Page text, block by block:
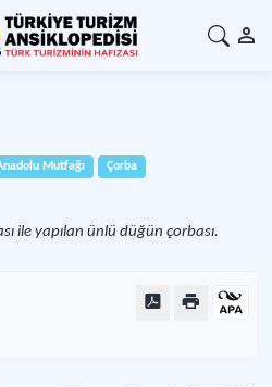
Mutfağı
Çorba
ile yapılan ünlü düğün çorbası.